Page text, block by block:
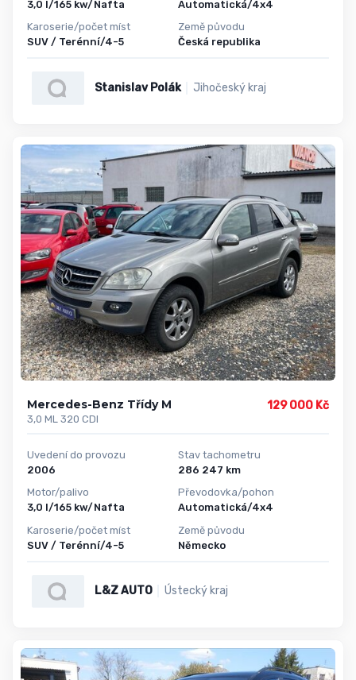
3,0 l/165 kw/Nafta
Karoserie/počet míst
SUV / Terénní/4-5
Automatická/4x4
Země původu
Česká republika
Stanislav Polák Jihočeský kraj
Mercedes-Benz Třídy M
3,0 ML 320 CDI
129 000 Kč
Uvedení do provozu
2006
Motor/palivo
3,0 l/165 kw/Nafta
Karoserie/počet míst
SUV / Terénní/4-5
Stav tachometru
286 247 km
Převodovka/pohon
Automatická/4x4
Země původu
Německo
L&Z AUTO Ústecký kraj